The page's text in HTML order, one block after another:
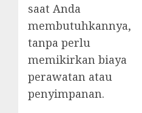
saat Anda
membutuhkannya,
tanpa perlu
memikirkan biaya
perawatan atau
penyimpanan.